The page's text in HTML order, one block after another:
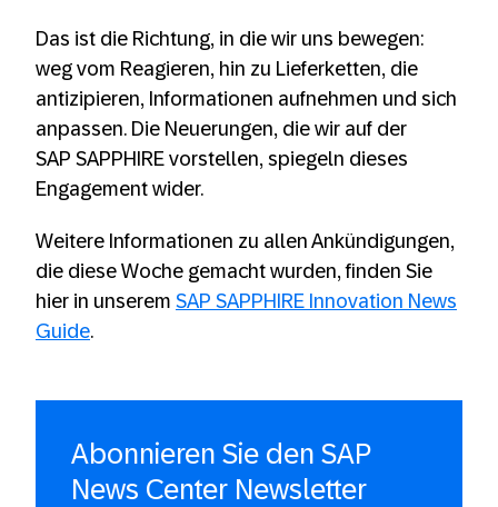
Das ist die Richtung, in die wir uns bewegen:
weg vom Reagieren, hin zu Lieferketten, die
antizipieren, Informationen aufnehmen und sich
anpassen. Die Neuerungen, die wir auf der
SAP SAPPHIRE vorstellen, spiegeln dieses
Engagement wider.
Weitere Informationen zu allen Ankündigungen,
die diese Woche gemacht wurden, finden Sie
hier in unserem SAP SAPPHIRE Innovation News
Guide.
Abonnieren Sie den SAP
News Center Newsletter